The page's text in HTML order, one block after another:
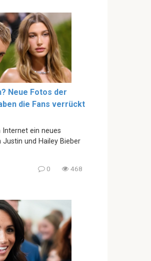
Neue Fotos der
die Fans verrückt
ein neues
und Hailey Bieber
0 468